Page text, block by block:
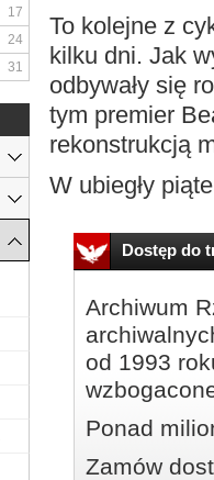
To kolejne z
kilku dni. Jak
odbywały się
tym premier
rekonstrukcją
W ubiegły
Dostęp do
Archiwum
od 1993
Ponad
Zamów
17
24
31